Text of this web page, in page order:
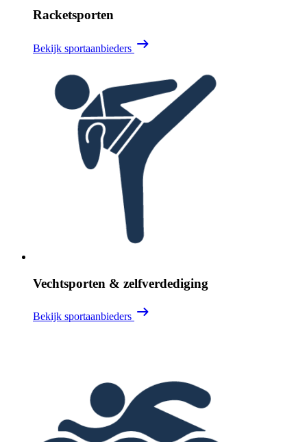
Racketsporten
Bekijk sportaanbieders
Vechtsporten & zelfverdediging
Bekijk sportaanbieders